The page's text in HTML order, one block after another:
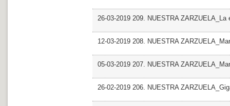
26-03-2019 209. NUESTRA ZARZUELA_La
12-03-2019 208. NUESTRA
05-03-2019 207. NUESTRA
26-02-2019 206. NUESTRA